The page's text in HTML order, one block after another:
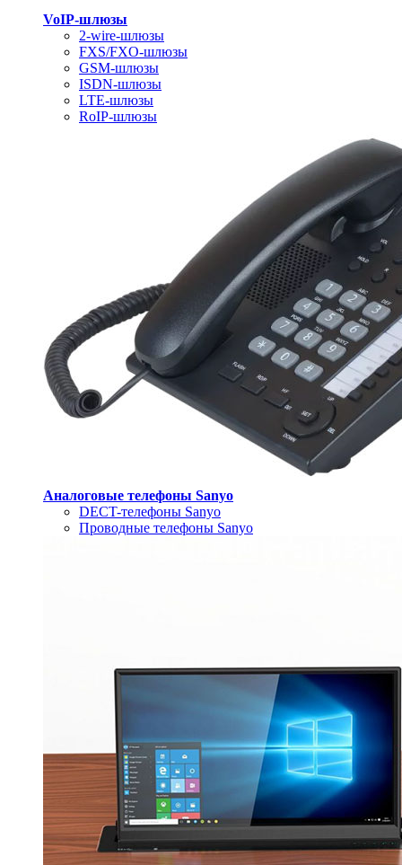
VoIP-шлюзы
2-wire-шлюзы
FXS/FXO-шлюзы
GSM-шлюзы
ISDN-шлюзы
LTE-шлюзы
RoIP-шлюзы
Аналоговые телефоны Sanyo
DECT-телефоны Sanyo
Проводные телефоны Sanyo